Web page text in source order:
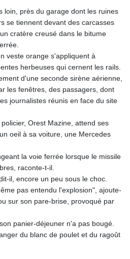
loin, près du garage dont les ruines
se tiennent devant des carcasses
cratère creusé dans le bitume
veste orange s'appliquent à
herbeuses qui cernent les rails.
d'une seconde sirène aérienne,
les fenêtres, des passagers, dont
journalistes réunis en face du site
Orest Mazine, attend ses
oeil à sa voiture, une Mercedes
la voie ferrée lorsque le missile
raconte-t-il.
il, encore un peu sous le choc.
pas entendu l'explosion", ajoute-
sur son pare-brise, provoqué par
panier-déjeuner n'a pas bougé.
du blanc de poulet et du ragoût